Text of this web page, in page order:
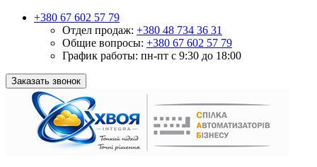
+380 67 602 57 79
Отдел продаж: +380 48 734 36 31
Общие вопросы: +380 67 602 57 79
График работы: пн-пт с 9:30 до 18:00
Заказать звонок